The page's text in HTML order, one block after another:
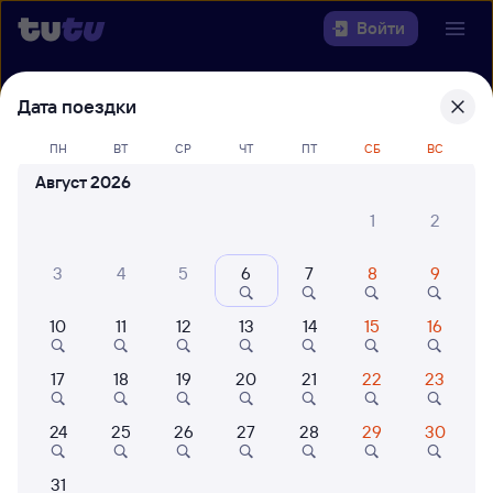
Войти
Выберите день, чтобы найти
билеты Новосибирск-Главный —
Когда
Кто едет
Дата поездки
ПН ВТ СР ЧТ ПТ СБ ВС
Август 2026
1
2
3 4 5 6 7 8 9
10 11 12 13 14 15 16
17 18 19 20 21 22 23
24 25 26 27 28 29 30
31